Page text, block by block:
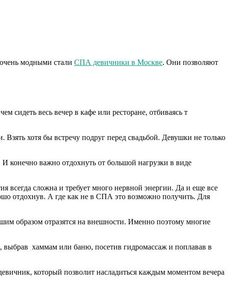
модными стали СПА девичники в Москве. Они позволяют
сидеть весь вечер в кафе или ресторане, отбиваясь т
хотя бы встречу подруг перед свадьбой. Девушки не только
конечно важно отдохнуть от большой нагрузки в виде
всегда сложна и требует много нервной энергии. Да и еще все
отдохнув. А где как не в СПА это возможно получить. Для
образом отразятся на внешности. Именно поэтому многие
выбрав хаммам или баню, посетив гидромассаж и поплавав в
который позволит насладиться каждым моментом вечера